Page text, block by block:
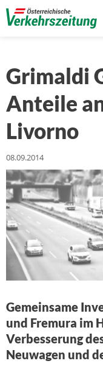
Grimaldi
Anteile
Livorno
08.09.2014
Gemeinsame
und Fremura im
Verbesserung
Neuwagen und